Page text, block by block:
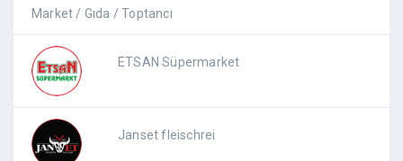
Market / Gıda / Toptancı
ETSAN Süpermarket
Janset fleischrei